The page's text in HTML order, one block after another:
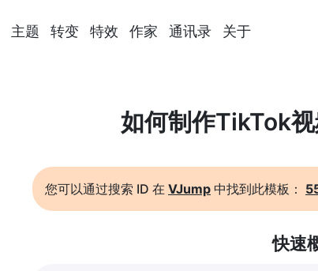
主题 转变 特效 作家 通讯录 关于
如何制作TikTok
您可以通过搜索 ID 在 VJump 中找到此模板：
快速